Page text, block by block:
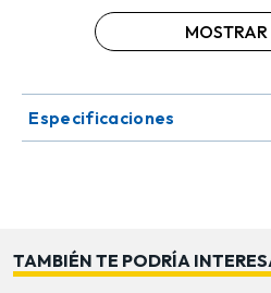
Los colores surtidos
lámpara se adapte
funcionalidad con estética
disponibilidad de stock.
Especificaciones
TAMBIÉN TE PODRÍA